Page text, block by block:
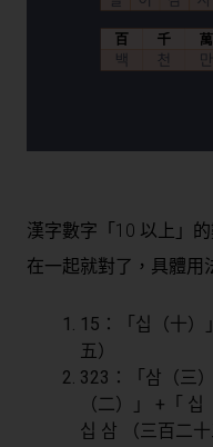
漢字數字「10 以上」
在一起就對了，具體用
15：「십（十
五）
323：「삼（三
（二）」 +「
십 삼 （三百二十